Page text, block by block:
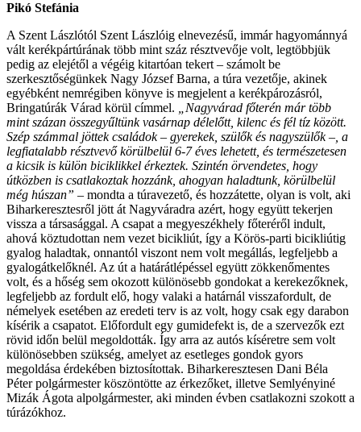
Pikó Stefánia
A Szent Lászlótól Szent Lászlóig elnevezésű, immár hagyománnyá
vált kerékpártúrának több mint száz résztvevője volt, legtöbbjük
pedig az elejétől a végéig kitartóan tekert – számolt be
szerkesztőségünkek Nagy József Barna, a túra vezetője, akinek
egyébként nemrégiben könyve is megjelent a kerékpározásról,
Bringatúrák Várad körül címmel.
„Nagyvárad főterén már több
mint százan összegyűltünk vasárnap délelőtt, kilenc és fél tíz között.
Szép számmal jöttek családok – gyerekek, szülők és nagyszülők –, a
legfiatalabb résztvevő körülbelül 6-7 éves lehetett, és természetesen
a kicsik is külön biciklikkel érkeztek. Szintén örvendetes, hogy
útközben is csatlakoztak hozzánk, ahogyan haladtunk, körülbelül
még húszan” – mondta a túravezető, és hozzátette, olyan is volt, aki
Biharkeresztesről jött át Nagyváradra azért, hogy együtt tekerjen
vissza a társasággal. A csapat a megyeszékhely főteréről indult,
ahová köztudottan nem vezet bicikliút, így a Körös-parti bicikliútig
gyalog haladtak, onnantól viszont nem volt megállás, legfeljebb a
gyalogátkelőknél. Az út a határátlépéssel együtt zökkenőmentes
volt, és a hőség sem okozott különösebb gondokat a kerekezőknek,
legfeljebb az fordult elő, hogy valaki a határnál visszafordult, de
némelyek esetében az eredeti terv is az volt, hogy csak egy darabon
kísérik a csapatot. Előfordult egy gumidefekt is, de a szervezők ezt
rövid időn belül megoldották. Így arra az autós kíséretre sem volt
különösebben szükség, amelyet az esetleges gondok gyors
megoldása érdekében biztosítottak. Biharkeresztesen Dani Béla
Péter polgármester köszöntötte az érkezőket, illetve Semlyényiné
Mizák Ágota alpolgármester, aki minden évben csatlakozni szokott a
túrázókhoz.